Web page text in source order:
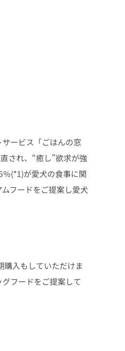
ービス「ごはんの窓
され、“癒し”欲求が強
(*1)が愛犬の食事に関
フードをご提案し愛犬
入もしていただけま
フードをご提案して